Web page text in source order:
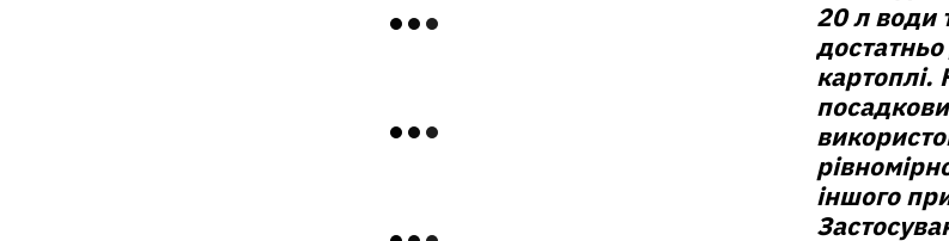
20 л води
картоплі.
іншого